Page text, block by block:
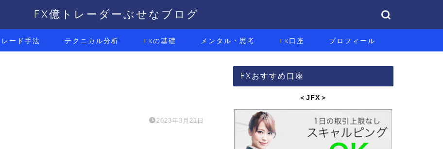
FX億トレーダーぶせなブログ
ード手法 テクニカル分析 FXの基礎 メンタル・思考 FX口座 プロフィール
2023年3月21日
FXおすすめ口座
＜JFX ＞